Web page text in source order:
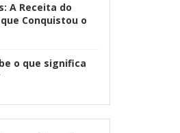
A Receita do
Conquistou o
o que significa